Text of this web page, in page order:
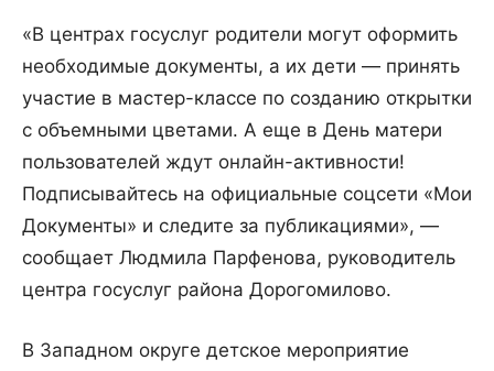
«В центрах госуслуг родители могут оформить
необходимые документы, а их дети — принять
участие в мастер-классе по созданию открытки
с объемными цветами. А еще в День матери
пользователей ждут онлайн-активности!
Подписывайтесь на официальные соцсети «Мои
Документы» и следите за публикациями», —
сообщает Людмила Парфенова, руководитель
центра госуслуг района Дорогомилово.
В Западном округе детское мероприятие